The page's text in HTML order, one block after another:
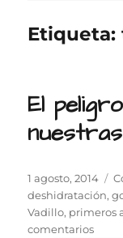
Etiqueta:
El
Publicado
el
1 agosto, 2014
deshidratación,
Vadillo, primeros
comentariosen